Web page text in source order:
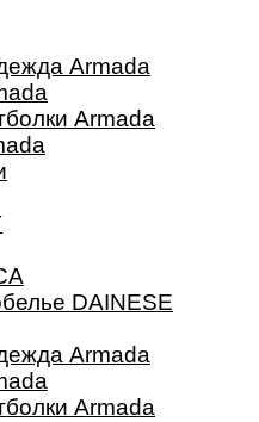
Armada
Armada
DAINESE
Armada
Armada